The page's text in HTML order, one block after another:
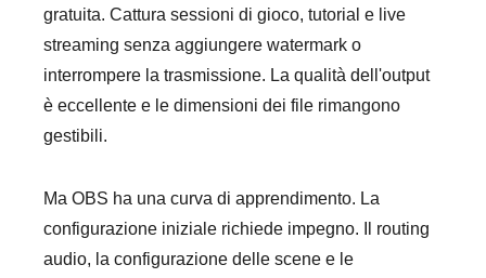
gratuita. Cattura sessioni di gioco, tutorial e live
streaming senza aggiungere watermark o
interrompere la trasmissione. La qualità dell'output
è eccellente e le dimensioni dei file rimangono
gestibili.
Ma OBS ha una curva di apprendimento. La
configurazione iniziale richiede impegno. Il routing
audio, la configurazione delle scene e le